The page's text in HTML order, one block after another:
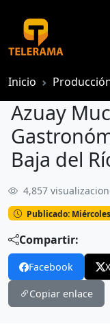
Inicio
Azuay
Baja del
4,857
Publicado:
Compartir:
Facebook X
Copiar enlace